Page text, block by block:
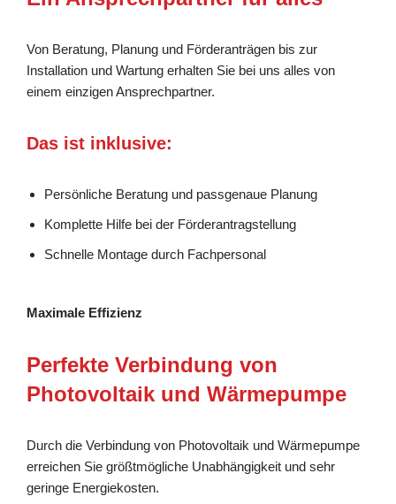
Von Beratung, Planung und Förderanträgen bis zur
Installation und Wartung erhalten Sie bei uns alles von
einem einzigen Ansprechpartner.
Das ist inklusive:
Persönliche Beratung und passgenaue Planung
Komplette Hilfe bei der Förderantragstellung
Schnelle Montage durch Fachpersonal
Maximale Effizienz
Perfekte Verbindung von
Photovoltaik und Wärmepumpe
Durch die Verbindung von Photovoltaik und Wärmepumpe
erreichen Sie größtmögliche Unabhängigkeit und sehr
geringe Energiekosten.